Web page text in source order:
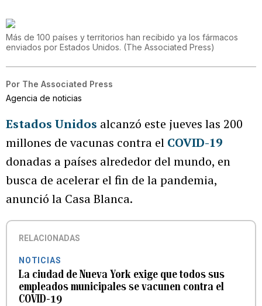
Más de 100 países y territorios han recibido ya los fármacos
enviados por Estados Unidos. (The Associated Press)
Por The Associated Press
Agencia de noticias
Estados Unidos alcanzó este jueves las 200
millones de vacunas contra el COVID-19
donadas a países alrededor del mundo, en
busca de acelerar el fin de la pandemia,
anunció la Casa Blanca.
RELACIONADAS
NOTICIAS
La ciudad de Nueva York exige que todos sus
empleados municipales se vacunen contra el
COVID-19